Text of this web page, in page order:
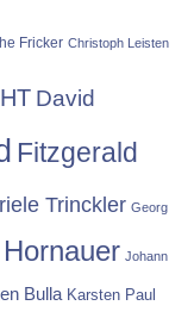
Fricker Christoph Leisten
David
Fitzgerald
Trinckler Georg
Johann
Bulla Karsten Paul